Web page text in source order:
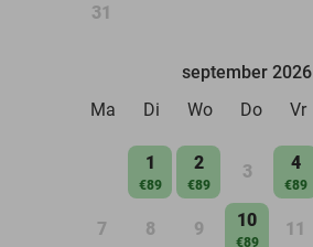
31
september 2026
Ma
Di Wo Do Vr
1
€89
2
€89
3 4
€89
7 8 9 10
€89
11